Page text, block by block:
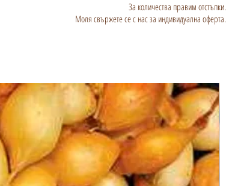
За количества правим отстъпки.
Моля свържете се с нас за индивидуална оферта.